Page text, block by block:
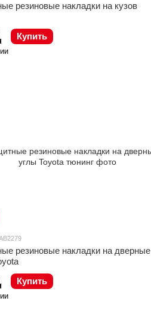
резиновые накладки на кузов
Купить
резиновые накладки на дверные
Купить